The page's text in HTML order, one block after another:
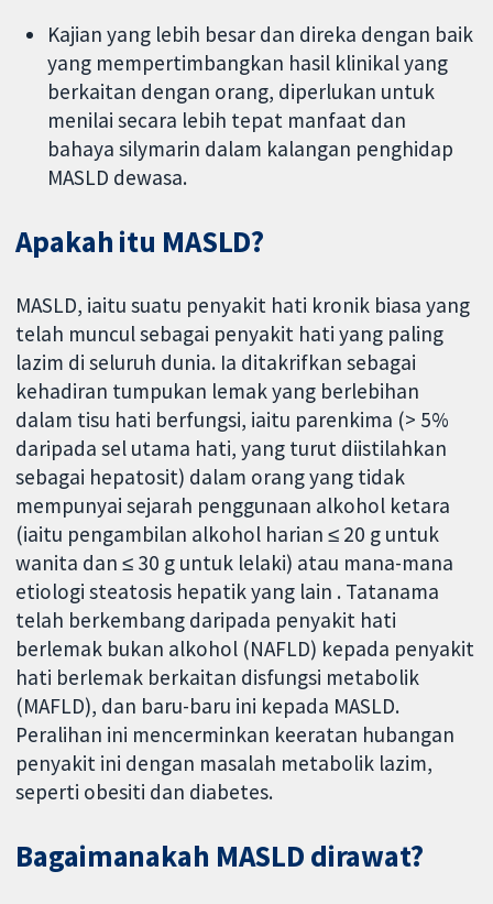
Kajian yang lebih besar dan direka dengan baik
yang mempertimbangkan hasil klinikal yang
berkaitan dengan orang, diperlukan untuk
menilai secara lebih tepat manfaat dan
bahaya silymarin dalam kalangan penghidap
MASLD dewasa.
Apakah itu MASLD?
MASLD, iaitu suatu penyakit hati kronik biasa yang
telah muncul sebagai penyakit hati yang paling
lazim di seluruh dunia. Ia ditakrifkan sebagai
kehadiran tumpukan lemak yang berlebihan
dalam tisu hati berfungsi, iaitu parenkima (> 5%
daripada sel utama hati, yang turut diistilahkan
sebagai hepatosit) dalam orang yang tidak
mempunyai sejarah penggunaan alkohol ketara
(iaitu pengambilan alkohol harian ≤ 20 g untuk
wanita dan ≤ 30 g untuk lelaki) atau mana-mana
etiologi steatosis hepatik yang lain . Tatanama
telah berkembang daripada penyakit hati
berlemak bukan alkohol (NAFLD) kepada penyakit
hati berlemak berkaitan disfungsi metabolik
(MAFLD), dan baru-baru ini kepada MASLD.
Peralihan ini mencerminkan keeratan hubangan
penyakit ini dengan masalah metabolik lazim,
seperti obesiti dan diabetes.
Bagaimanakah MASLD dirawat?